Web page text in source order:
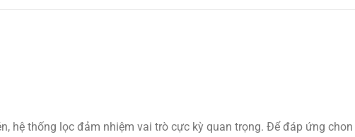
hệ thống lọc đảm nhiệm vai trò cực kỳ quan trọng. Để đáp ứng chon